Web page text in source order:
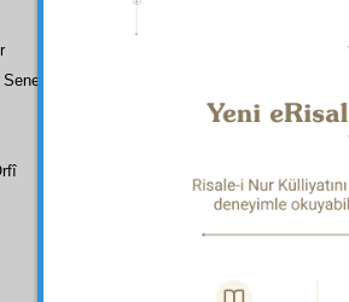
Sene Evvel Bir Risaleme Yazdığım Zeyl